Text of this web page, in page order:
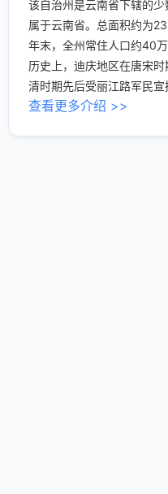
该自治州是云南省下辖的
属于云南省。总面积约为
年末，全州常住人口约40万
历史上，迪庆地区在唐宋
清时期先后受丽江路军民宣
查看更多介绍 >>